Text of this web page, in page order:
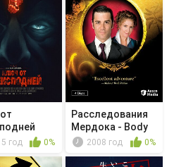
год 0%
Расследования
Мердока - Body
Double2008 год 0%